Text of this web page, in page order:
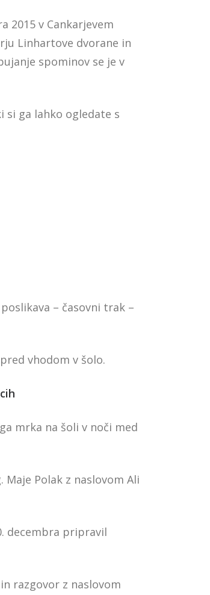
2015 v Cankarjevem
Linhartove dvorane in
spominov se je v
si ga lahko ogledate s
– časovni trak –
vhodom v šolo.
mrka na šoli v noči med
Polak z naslovom Ali
decembra pripravil
razgovor z naslovom